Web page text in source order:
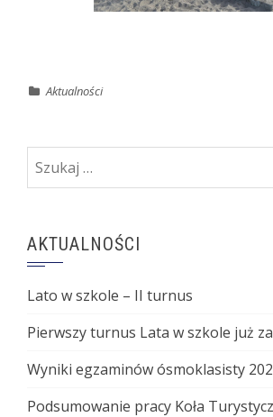
Aktualności
Szukaj:
AKTUALNOŚCI
Lato w szkole – II turnus
Pierwszy turnus Lata w szkole już
Wyniki egzaminów ósmoklasisty
Podsumowanie pracy Koła